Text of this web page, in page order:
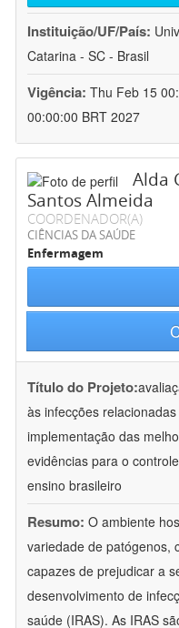
Instituição/UF/País:
Catarina - SC - Brasil
Vigência: Thu Feb 15
00:00:00 BRT 2027
Alda
Santos Almeida
COORDENADOR(A)
CIÊNCIAS DA SAÚDE
Enfermagem
Título do Projeto:
às infecções
implementação das
evidências para o
ensino brasileiro
Resumo: O ambiente
variedade de patógenos,
capazes de prejudicar a
desenvolvimento de
saúde (IRAS). As IRAS